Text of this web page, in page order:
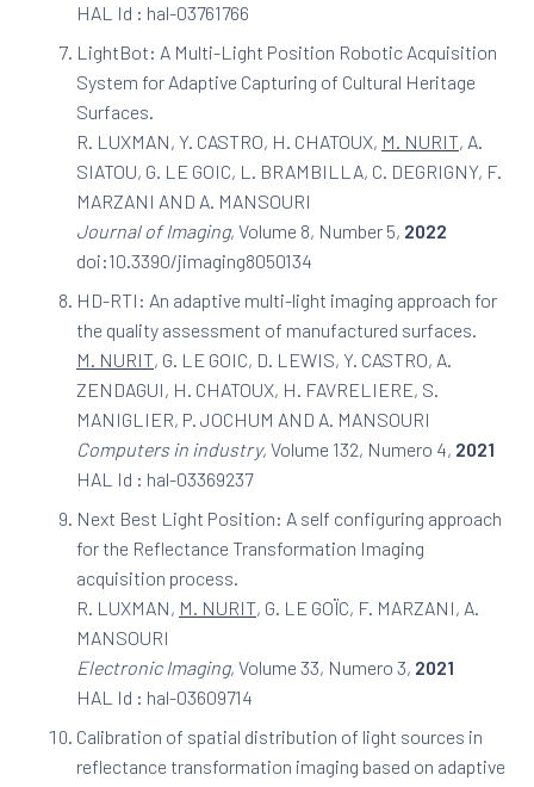
HAL Id : hal-03761766
LightBot: A Multi-Light Position Robotic Acquisition
System for Adaptive Capturing of Cultural Heritage
Surfaces.
R. LUXMAN, Y. CASTRO, H. CHATOUX, M. NURIT, A.
SIATOU, G. LE GOIC, L. BRAMBILLA, C. DEGRIGNY, F.
MARZANI AND A. MANSOURI
Journal of Imaging, Volume 8, Number 5, 2022
doi:10.3390/jimaging8050134
HD-RTI: An adaptive multi-light imaging approach for
the quality assessment of manufactured surfaces.
M. NURIT, G. LE GOIC, D. LEWIS, Y. CASTRO, A.
ZENDAGUI, H. CHATOUX, H. FAVRELIERE, S.
MANIGLIER, P. JOCHUM AND A. MANSOURI
Computers in industry, Volume 132, Numero 4, 2021
HAL Id : hal-03369237
Next Best Light Position: A self configuring approach
for the Reflectance Transformation Imaging
acquisition process.
R. LUXMAN, M. NURIT, G. LE GOÏC, F. MARZANI, A.
MANSOURI
Electronic Imaging, Volume 33, Numero 3, 2021
HAL Id : hal-03609714
Calibration of spatial distribution of light sources in
reflectance transformation imaging based on adaptive